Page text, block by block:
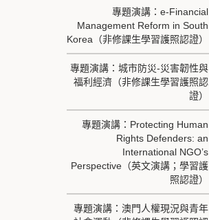
專題演講：e-Financial
Management Reform in South
Korea（非修課生學習護照認證）
專題演講：城市防災-災害韌性與
福利經濟（非修課生學習護照認
證）
專題演講：Protecting Human
Rights Defenders: an
International NGO’s
Perspective（英文演講；學習護
照認證）
專題演講：澳門人權現況與青年